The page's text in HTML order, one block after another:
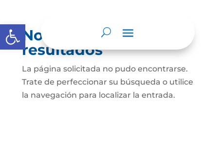
Abrir barra de herramientas
No se encontraron
resultados
La página solicitada no pudo encontrarse.
Trate de perfeccionar su búsqueda o utilice
la navegación para localizar la entrada.